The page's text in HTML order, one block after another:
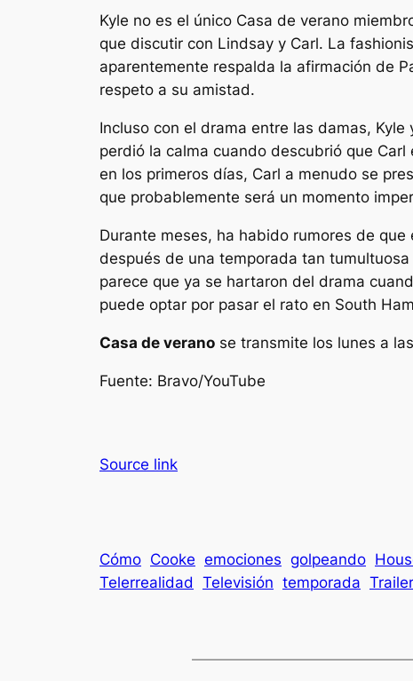
Kyle no es el único Casa de verano
que discutir con Lindsay y Carl. La
aparentemente respalda la afirmación de
respeto a su amistad.
Incluso con el drama entre las damas,
perdió la calma cuando descubrió que
en los primeros días, Carl a menudo se
que probablemente será un momento
Durante meses, ha habido rumores de
después de una temporada tan
parece que ya se hartaron del drama
puede optar por pasar el rato en South
Casa de verano se transmite los lunes a
Fuente: Bravo/YouTube
Source link
Cómo Cooke emociones golpeando
Telerrealidad Televisión temporada Trailer